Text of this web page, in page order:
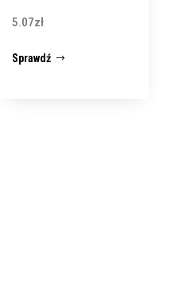
5.07zł
Sprawdź